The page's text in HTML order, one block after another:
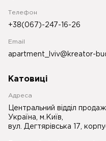
Телефон
+38(067)-247-16-26
Email
apartment_lviv@kreator-
Катовиці
Адреса
Центральний відділ
Україна, м.Київ,
вул. Дегтярівська 17,